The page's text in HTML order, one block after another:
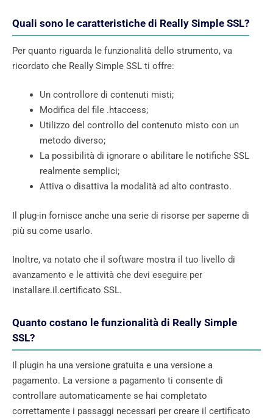
Quali sono le caratteristiche di Really Simple SSL?
Per quanto riguarda le funzionalità dello strumento, va
ricordato che Really Simple SSL ti offre:
Un controllore di contenuti misti;
Modifica del file .htaccess;
Utilizzo del controllo del contenuto misto con un
metodo diverso;
La possibilità di ignorare o abilitare le notifiche SSL
realmente semplici;
Attiva o disattiva la modalità ad alto contrasto.
Il plug-in fornisce anche una serie di risorse per saperne di
più su come usarlo.
Inoltre, va notato che il software mostra il tuo livello di
avanzamento e le attività che devi eseguire per
installare.il.certificato SSL.
Quanto costano le funzionalità di Really Simple
SSL?
Il plugin ha una versione gratuita e una versione a
pagamento. La versione a pagamento ti consente di
controllare automaticamente se hai completato
correttamente i passaggi necessari per creare il certificato